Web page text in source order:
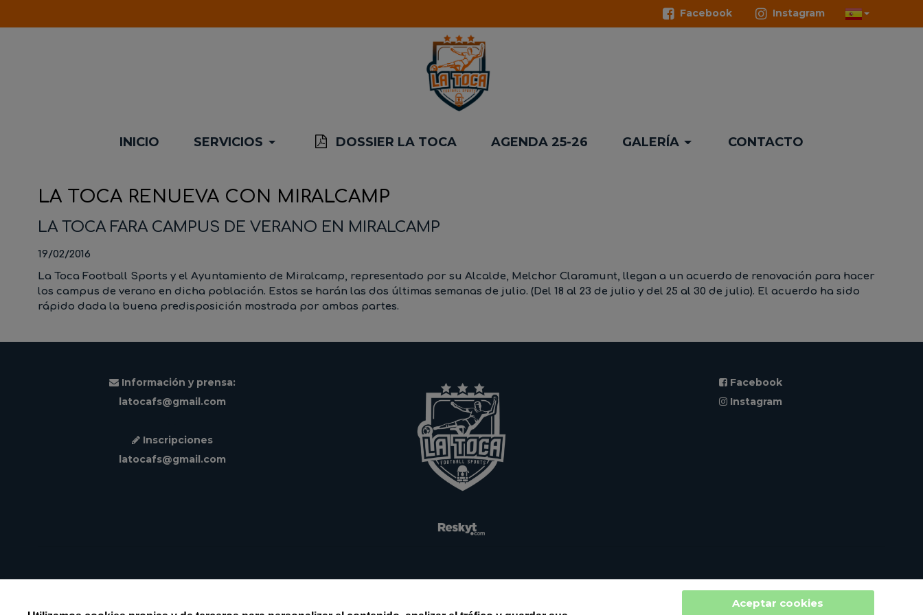
Facebook Instagram
INICIO SERVICIOS DOSSIER LA TOCA AGENDA 25-26 GALERÍA CONTACTO
LA TOCA RENUEVA CON MIRALCAMP
LA TOCA FARA CAMPUS DE VERANO EN MIRALCAMP
19/02/2016
La Toca Football Sports y el Ayuntamiento de Miralcamp, representado por su Alcalde, Melchor Claramunt, llegan a un acuerdo de renovación para hacer
los campus de verano en dicha población. Estos se harán las dos últimas semanas de julio. (Del 18 al 23 de julio y del 25 al 30 de julio). El acuerdo ha sido
rápido dada la buena predisposición mostrada por ambas partes.
Información y prensa:
latocafs@gmail.com
Inscripciones
latocafs@gmail.com
Facebook
Instagram
Aceptar cookies